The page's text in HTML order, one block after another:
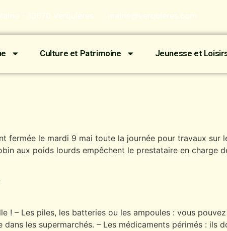
- 13670 Verquières mairie@verquieres.com
Culture et Patrimoine Jeunesse et
fermée le mardi 9 mai toute la journée pour travaux sur
aux poids lourds empêchent le prestataire en charge
! – Les piles, les batteries ou les ampoules : vous
les supermarchés. – Les médicaments périmés : ils